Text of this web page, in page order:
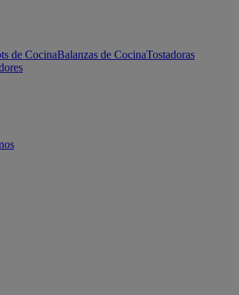
de CocinaBalanzas de CocinaTostadoras